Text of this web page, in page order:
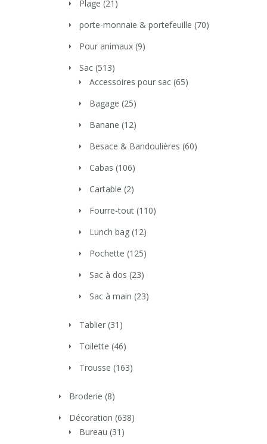
Plage (21)
porte-monnaie & portefeuille (70)
Pour animaux (9)
Sac (513)
Accessoires pour sac (65)
Bagage (25)
Banane (12)
Besace & Bandoulières (60)
Cabas (106)
Cartable (2)
Fourre-tout (110)
Lunch bag (12)
Pochette (125)
Sac à dos (23)
Sac à main (23)
Tablier (31)
Toilette (46)
Trousse (163)
Broderie (8)
Décoration (638)
Bureau (31)